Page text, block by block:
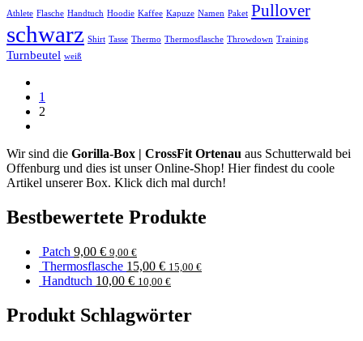
Athlete Flasche Handtuch Hoodie Kaffee Kapuze Namen Paket Pullover
schwarz Shirt Tasse Thermo Thermosflasche Throwdown Training
Turnbeutel weiß
1
2
Wir sind die Gorilla-Box | CrossFit Ortenau aus Schutterwald bei
Offenburg und dies ist unser Online-Shop! Hier findest du coole
Artikel unserer Box. Klick dich mal durch!
Bestbewertete Produkte
Patch 9,00 € 9,00 €
Thermosflasche 15,00 € 15,00 €
Handtuch 10,00 € 10,00 €
Produkt Schlagwörter